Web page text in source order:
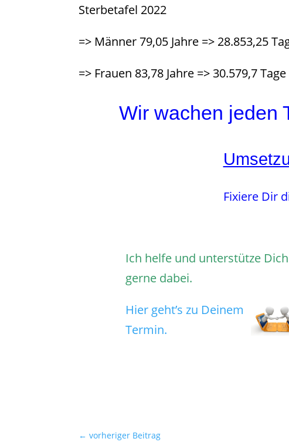
Sterbetafel 2022
=> Männer 79,05 Jahre => 28.853,25
=> Frauen 83,78 Jahre => 30.579,7
Wir wachen jeden
Fixiere Dir
Ich helfe und unterstütze Dich
gerne dabei.
Hier geht’s zu Deinem
Termin.
←vorheriger Beitrag